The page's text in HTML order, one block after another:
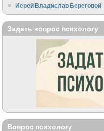
Иерей Владислав Береговой
Задать вопрос психологу
Вопрос психологу